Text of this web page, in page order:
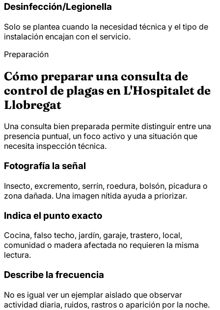
Desinfección/Legionella
Solo se plantea cuando la necesidad técnica y el tipo de
instalación encajan con el servicio.
Preparación
Cómo preparar una consulta de
control de plagas en L'Hospitalet de
Llobregat
Una consulta bien preparada permite distinguir entre una
presencia puntual, un foco activo y una situación que
necesita inspección técnica.
Fotografía la señal
Insecto, excremento, serrín, roedura, bolsón, picadura o
zona dañada. Una imagen nítida ayuda a priorizar.
Indica el punto exacto
Cocina, falso techo, jardín, garaje, trastero, local,
comunidad o madera afectada no requieren la misma
lectura.
Describe la frecuencia
No es igual ver un ejemplar aislado que observar
actividad diaria, ruidos, rastros o aparición por la noche.